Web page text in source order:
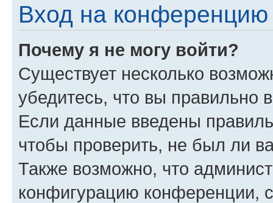
Вход на конференцию
Почему я не могу войти?
Существует несколько
убедитесь, что вы правильно
Если данные введены
чтобы проверить, не был ли
Также возможно, что
конфигурацию конференции,